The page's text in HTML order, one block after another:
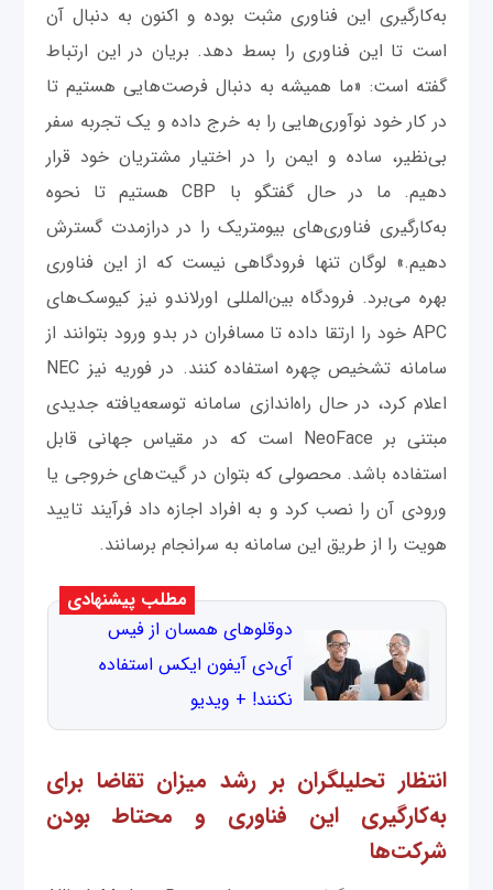
به‌کارگیری این فناوری مثبت بوده و اکنون به دنبال آن
است تا این فناوری را بسط دهد. بریان در این ارتباط
گفته است: «ما همیشه به دنبال فرصت‌هایی هستیم تا
در کار خود نوآوری‌هایی را به خرج داده و یک تجربه سفر
بی‌نظیر، ساده و ایمن را در اختیار مشتریان خود قرار
دهیم. ما در حال گفتگو با CBP هستیم تا نحوه
به‌کارگیری فناوری‌های بیومتریک را در درازمدت گسترش
دهیم.» لوگان تنها فرودگاهی نیست که از این فناوری
بهره می‌برد. فرودگاه بین‌المللی اورلاندو نیز کیوسک‌های
APC خود را ارتقا داده تا مسافران در بدو ورود بتوانند از
سامانه تشخیص چهره استفاده کنند. در فوریه نیز NEC
اعلام کرد، در حال راه‌اندازی سامانه توسعه‌یافته جدیدی
مبتنی بر NeoFace است که در مقیاس جهانی قابل
استفاده باشد. محصولی که بتوان در گیت‌های خروجی یا
ورودی آن‌ را نصب کرد و به افراد اجازه داد فرآیند تایید
هویت را از طریق این سامانه به سرانجام برسانند.
مطلب پیشنهادی
دوقلوهای همسان از فیس
آی‌دی آیفون ایکس استفاده
نکنند! + ویدیو
انتظار تحلیلگران بر رشد میزان تقاضا برای
به‌کارگیری این فناوری و محتاط بودن
شرکت‌ها